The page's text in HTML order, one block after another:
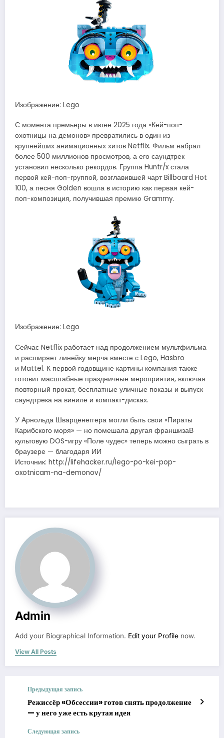
Изображение: Lego
С момента премьеры в июне 2025 года «Кей-поп-
охотницы на демонов» превратились в один из
крупнейших анимационных хитов Netflix. Фильм набрал
более 500 миллионов просмотров, а его саундтрек
установил несколько рекордов. Группа Huntr/x стала
первой кей-поп-группой, возглавившей чарт Billboard Hot
100, а песня Golden вошла в историю как первая кей-
поп-композиция, получившая премию Grammy.
Изображение: Lego
Сейчас Netflix работает над продолжением мультфильма
и расширяет линейку мерча вместе с Lego, Hasbro
и Mattel. К первой годовщине картины компания также
готовит масштабные праздничные мероприятия, включая
повторный прокат, бесплатные уличные показы и выпуск
саундтрека на виниле и компакт-дисках.
У Арнольда Шварценеггера могли быть свои «Пираты
Карибского моря» — но помешала другая франшизаВ
культовую DOS-игру «Поле чудес» теперь можно сыграть в
браузере — благодаря ИИ
Источник: http://lifehacker.ru/lego-po-kei-pop-
oxotnicam-na-demonov/
Admin
Add your Biographical Information. Edit your Profile now.
View All Posts
Предыдущая запись
Режиссёр «Обсессии» готов снять продолжение
— у него уже есть крутая идея
Следующая запись